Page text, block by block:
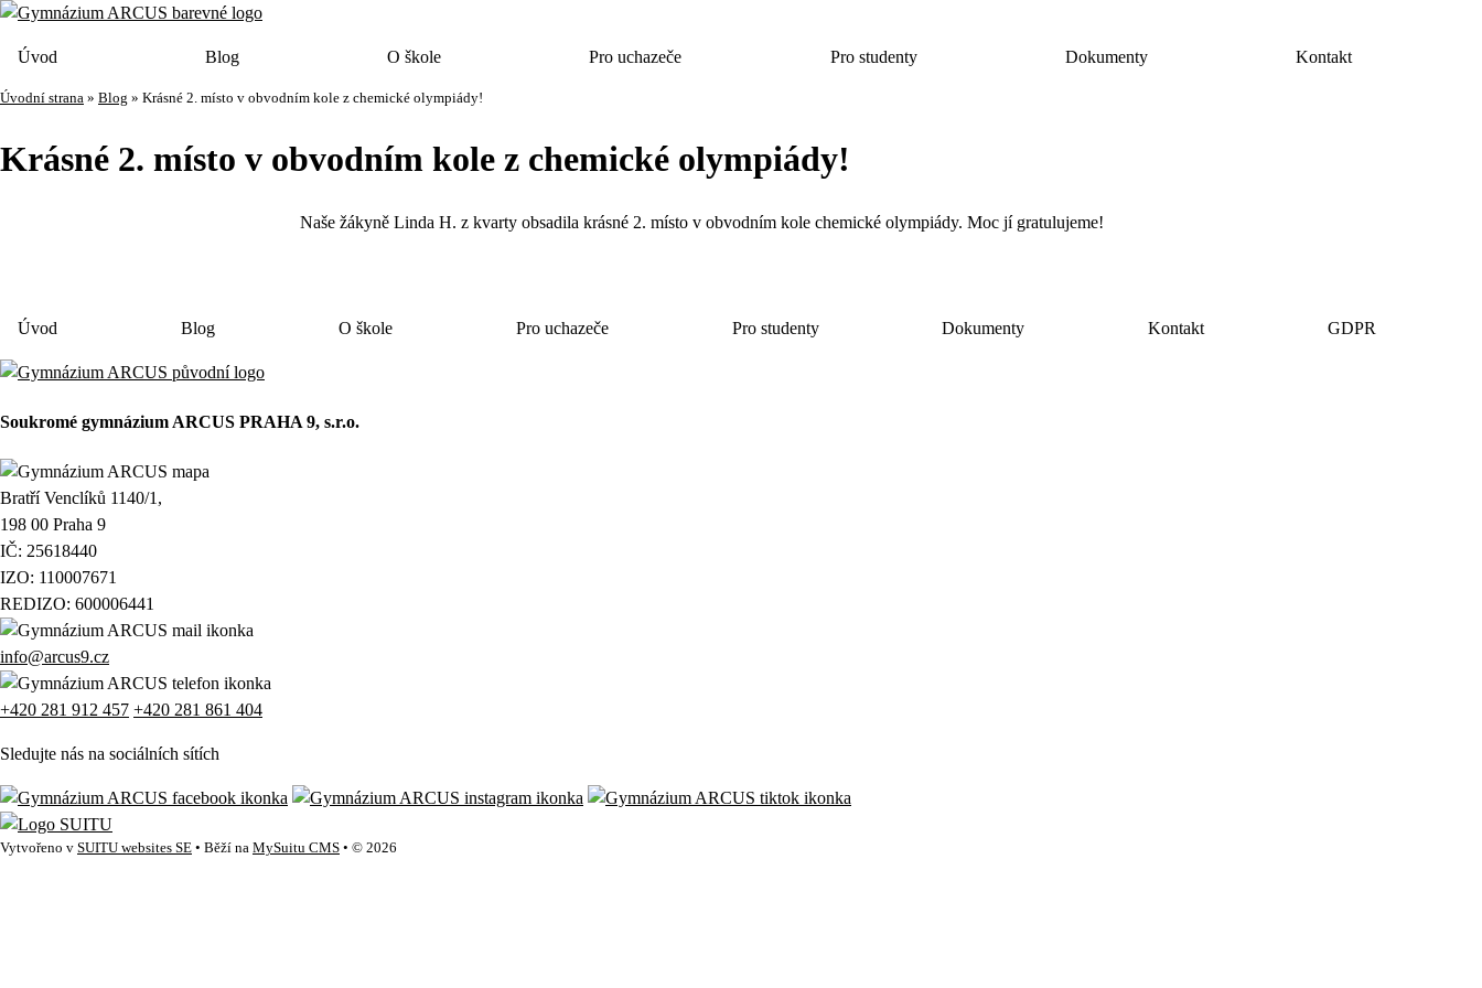
Úvod Blog O škole Pro uchazeče Pro studenty Dokumenty Kontakt
Úvodní strana » Blog » Krásné 2. místo v obvodním kole z chemické olympiády!
Krásné 2. místo v obvodním kole z chemické olympiády!
Naše žákyně Linda H. z kvarty obsadila krásné 2. místo v obvodním kole chemické olympiády. Moc jí gratulujeme!
Úvod Blog O škole Pro uchazeče Pro studenty Dokumenty Kontakt GDPR
Soukromé gymnázium ARCUS PRAHA 9, s.r.o.
Bratří Venclíků 1140/1,
198 00 Praha 9
IČ: 25618440
IZO: 110007671
REDIZO: 600006441
info@arcus9.cz
+420 281 912 457 +420 281 861 404
Sledujte nás na sociálních sítích
Vytvořeno v SUITU websites SE • Běží na MySuitu CMS • © 2026